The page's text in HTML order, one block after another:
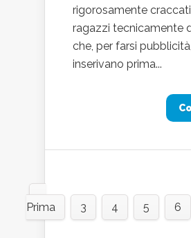
rigorosamente
ragazzi tecnicamente
che, per farsi pubblicità,
inserivano prima...
«
Prima
3 4 5 6